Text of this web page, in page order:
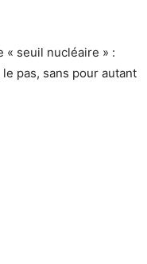
« seuil nucléaire » :
pas, sans pour autant